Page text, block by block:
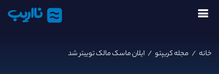
نااریب
خانه / مجله کریپتو / ایلان ماسک مالک توییتر شد